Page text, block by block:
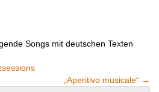
Songs mit deutschen Texten
„Aperitivo musicale“ →